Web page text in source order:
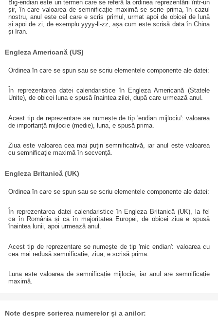
Big-endian este un termen care se referă la ordinea reprezentării într-un
șir, în care valoarea de semnificație maximă se scrie prima, în cazul
nostru, anul este cel care e scris primul, urmat apoi de obicei de lună
și apoi de zi, de exemplu yyyy-ll-zz, așa cum este scrisă data în China
și Iran.
Engleza Americană (US)
Ordinea în care se spun sau se scriu elementele componente ale datei:
În reprezentarea datei calendaristice în Engleza Americană (Statele
Unite), de obicei luna e spusă înaintea zilei, după care urmează anul.
Acest tip de reprezentare se numește de tip 'endian mijlociu': valoarea
de importanță mijlocie (medie), luna, e spusă prima.
Ziua este valoarea cea mai puțin semnificativă, iar anul este valoarea
cu semnificație maximă în secvență.
Engleza Britanică (UK)
Ordinea în care se spun sau se scriu elementele componente ale datei:
În reprezentarea datei calendaristice în Engleza Britanică (UK), la fel
ca în România și ca în majoritatea Europei, de obicei ziua e spusă
înaintea lunii, apoi urmează anul.
Acest tip de reprezentare se numește de tip 'mic endian': valoarea cu
cea mai redusă semnificație, ziua, e scrisă prima.
Luna este valoarea de semnificație mijlocie, iar anul are semnificație
maximă.
Note despre scrierea numerelor și a anilor: